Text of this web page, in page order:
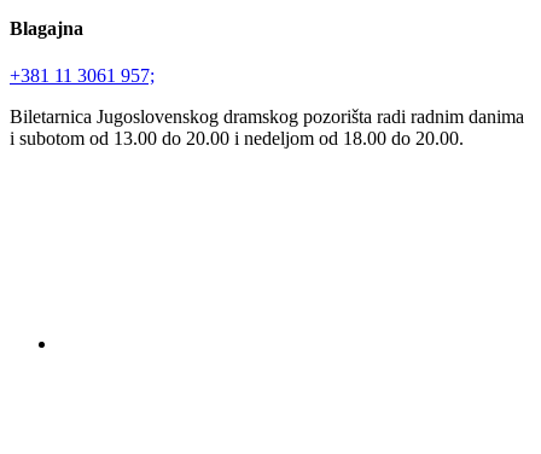
Blagajna
+381 11 3061 957;
Biletarnica Jugoslovenskog dramskog pozorišta radi radnim danima
i subotom od 13.00 do 20.00 i nedeljom od 18.00 do 20.00.